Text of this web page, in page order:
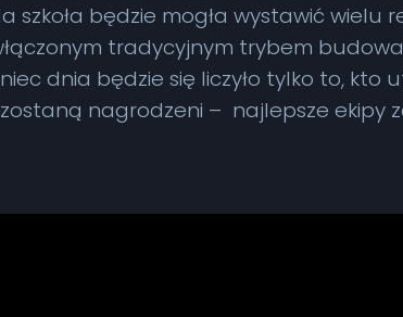
szkoła będzie mogła wystawić wielu
tradycyjnym trybem
dnia będzie się liczyło tylko to, kto
nagrodzeni – najlepsze ekipy